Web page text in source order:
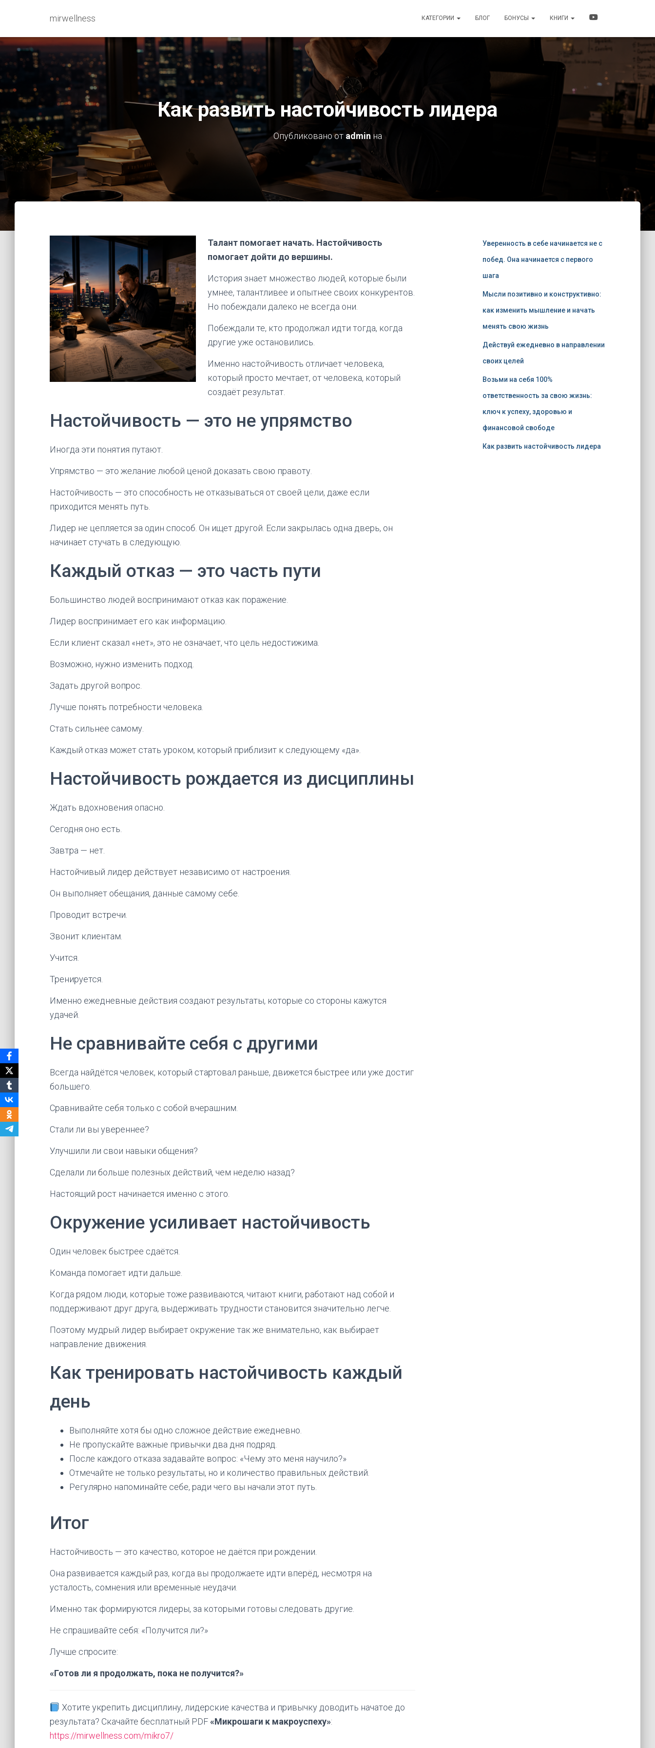
mirwellness КАТЕГОРИИ БЛОГ БОНУСЫ КНИГИ
Как развить настойчивость лидера
Опубликовано от admin на
Талант помогает начать. Настойчивость
помогает дойти до вершины.
История знает множество людей, которые были
умнее, талантливее и опытнее своих конкурентов.
Но побеждали далеко не всегда они.
Побеждали те, кто продолжал идти тогда, когда
другие уже остановились.
Именно настойчивость отличает человека,
который просто мечтает, от человека, который
создаёт результат.
Настойчивость — это не упрямство
Иногда эти понятия путают.
Упрямство — это желание любой ценой доказать свою правоту.
Настойчивость — это способность не отказываться от своей цели, даже если
приходится менять путь.
Лидер не цепляется за один способ. Он ищет другой. Если закрылась одна дверь, он
начинает стучать в следующую.
Каждый отказ — это часть пути
Большинство людей воспринимают отказ как поражение.
Лидер воспринимает его как информацию.
Если клиент сказал «нет», это не означает, что цель недостижима.
Возможно, нужно изменить подход.
Задать другой вопрос.
Лучше понять потребности человека.
Стать сильнее самому.
Каждый отказ может стать уроком, который приблизит к следующему «да».
Настойчивость рождается из дисциплины
Ждать вдохновения опасно.
Сегодня оно есть.
Завтра — нет.
Настойчивый лидер действует независимо от настроения.
Он выполняет обещания, данные самому себе.
Проводит встречи.
Звонит клиентам.
Учится.
Тренируется.
Именно ежедневные действия создают результаты, которые со стороны кажутся
удачей.
Не сравнивайте себя с другими
Всегда найдётся человек, который стартовал раньше, движется быстрее или уже достиг
большего.
Сравнивайте себя только с собой вчерашним.
Стали ли вы увереннее?
Улучшили ли свои навыки общения?
Сделали ли больше полезных действий, чем неделю назад?
Настоящий рост начинается именно с этого.
Окружение усиливает настойчивость
Один человек быстрее сдаётся.
Команда помогает идти дальше.
Когда рядом люди, которые тоже развиваются, читают книги, работают над собой и
поддерживают друг друга, выдерживать трудности становится значительно легче.
Поэтому мудрый лидер выбирает окружение так же внимательно, как выбирает
направление движения.
Как тренировать настойчивость каждый
день
Выполняйте хотя бы одно сложное действие ежедневно.
Не пропускайте важные привычки два дня подряд.
После каждого отказа задавайте вопрос: «Чему это меня научило?»
Отмечайте не только результаты, но и количество правильных действий.
Регулярно напоминайте себе, ради чего вы начали этот путь.
Итог
Настойчивость — это качество, которое не даётся при рождении.
Она развивается каждый раз, когда вы продолжаете идти вперёд, несмотря на
усталость, сомнения или временные неудачи.
Именно так формируются лидеры, за которыми готовы следовать другие.
Не спрашивайте себя: «Получится ли?»
Лучше спросите:
«Готов ли я продолжать, пока не получится?»
Хотите укрепить дисциплину, лидерские качества и привычку доводить начатое до
результата? Скачайте бесплатный PDF«Микрошаги к макроуспеху»:
https://mirwellness.com/mikro7/
Уверенность в себе начинается не с
побед. Она начинается с первого
шага
Мысли позитивно и конструктивно:
как изменить мышление и начать
менять свою жизнь
Действуй ежедневно в направлении
своих целей
Возьми на себя 100%
ответственность за свою жизнь:
ключ к успеху, здоровью и
финансовой свободе
Как развить настойчивость лидера